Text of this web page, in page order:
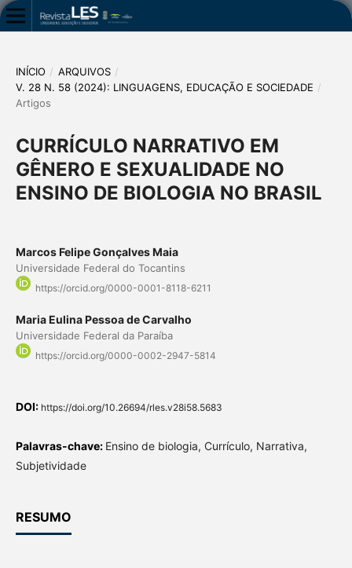
INÍCIO / ARQUIVOS /
V. 28 N. 58 (2024): LINGUAGENS, EDUCAÇÃO E SOCIEDADE /
Artigos
CURRÍCULO NARRATIVO EM
GÊNERO E SEXUALIDADE NO
ENSINO DE BIOLOGIA NO BRASIL
Marcos Felipe Gonçalves Maia
Universidade Federal do Tocantins
https://orcid.org/0000-0001-8118-6211
Maria Eulina Pessoa de Carvalho
Universidade Federal da Paraíba
https://orcid.org/0000-0002-2947-5814
DOI: https://doi.org/10.26694/rles.v28i58.5683
Palavras-chave: Ensino de biologia, Currículo, Narrativa,
Subjetividade
RESUMO